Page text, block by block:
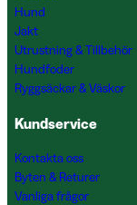
Hund
Jakt
Utrustning & Tillbehör
Hundfoder
Ryggsäckar & Väskor
Kundservice
Kontakta oss
Byten & Returer
Vanliga frågor